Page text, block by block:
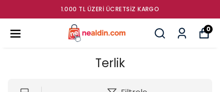
1.000 TL ÜZERI ÜCRETSIZ KARGO
0
Terlik